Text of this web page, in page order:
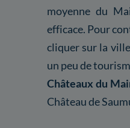
moyenne du
efficace. Pour
cliquer sur la
un peu de
Châteaux du
Château de